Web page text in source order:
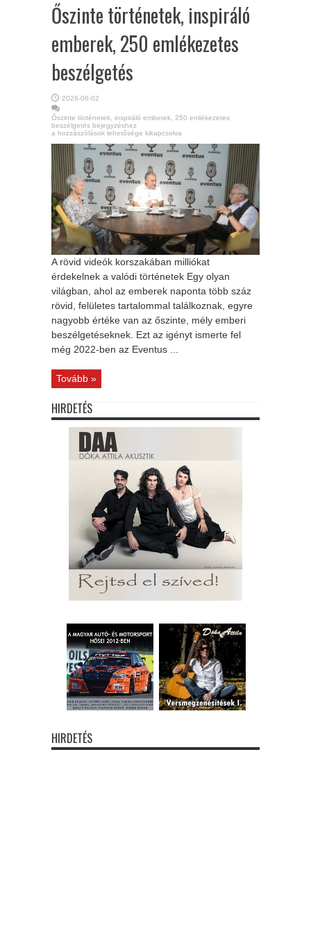
Őszinte történetek, inspiráló
emberek, 250 emlékezetes
beszélgetés
2026-06-02
Őszinte történetek, inspiráló emberek, 250 emlékezetes
beszélgetés bejegyzéshez
a hozzászólások lehetősége kikapcsolva
A rövid videók korszakában milliókat
érdekelnek a valódi történetek Egy olyan
világban, ahol az emberek naponta több száz
rövid, felületes tartalommal találkoznak, egyre
nagyobb értéke van az őszinte, mély emberi
beszélgetéseknek. Ezt az igényt ismerte fel
még 2022-ben az Eventus ...
Tovább »
HIRDETÉS
HIRDETÉS